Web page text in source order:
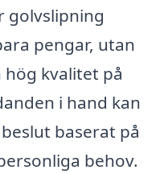
golvslipning
pengar, utan
hög kvalitet på
i hand kan
baserat på
behov.